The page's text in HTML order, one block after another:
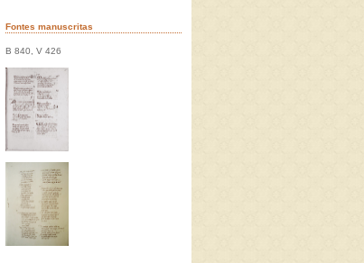
Fontes manuscritas
B 840, V 426